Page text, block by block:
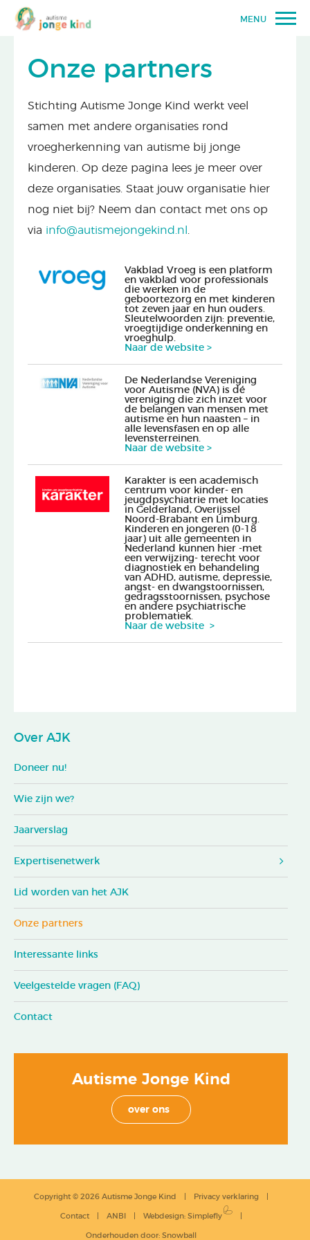
MENU
Onze partners
Stichting Autisme Jonge Kind werkt veel
samen met andere organisaties rond
vroegherkenning van autisme bij jonge
kinderen. Op deze pagina lees je meer over
deze organisaties. Staat jouw organisatie hier
nog niet bij? Neem dan contact met ons op
via info@autismejongekind.nl
Vakblad Vroeg is een platform
en vakblad voor professionals
die werken in de
geboortezorg en met kinderen
tot zeven jaar en hun ouders.
Sleutelwoorden zijn: preventie,
vroegtijdige onderkenning en
vroeghulp.
Naar de website >
De Nederlandse Vereniging
voor Autisme (NVA) is dé
vereniging die zich inzet voor
de belangen van mensen met
autisme en hun naasten – in
alle levensfasen en op alle
levensterreinen.
Naar de website >
Karakter is een academisch
centrum voor kinder- en
jeugdpsychiatrie met locaties
in Gelderland, Overijssel
Noord-Brabant en Limburg.
Kinderen en jongeren (0-18
jaar) uit alle gemeenten in
Nederland kunnen hier -met
een verwijzing- terecht voor
diagnostiek en behandeling
van ADHD, autisme, depressie,
angst- en dwangstoornissen,
gedragsstoornissen, psychose
en andere psychiatrische
problematiek.
Naar de website >
Over AJK
Doneer nu!
Wie zijn we?
Jaarverslag
Expertisenetwerk
Lid worden van het AJK
Onze partners
Interessante links
Veelgestelde vragen (FAQ)
Contact
Autisme Jonge Kind
over ons
Copyright © 2026 Autisme Jonge Kind Privacy verklaring
Contact ANBI Webdesign: Simplefly
Onderhouden door: Snowball